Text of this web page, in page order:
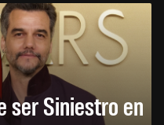
ser Siniestro en